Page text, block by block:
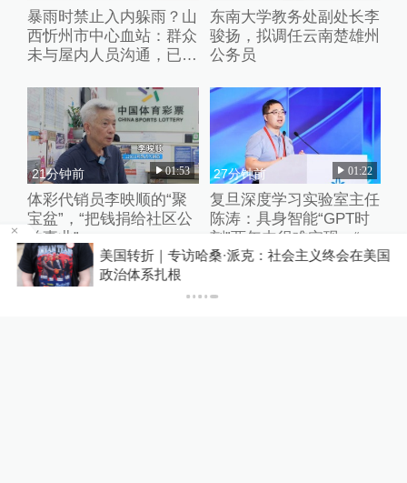
暴雨时禁止入内躲雨？山
西忻州市中心血站：群众
未与屋内人员沟通，已批
东南大学教务处副处长李
骏扬，拟调任云南楚雄州
公务员
21分钟前 01:53
体彩代销员李映顺的“聚
宝盆”，“把钱捐给社区公
益事业”
27分钟前 01:22
复旦深度学习实验室主任
陈涛：具身智能“GPT时
刻”两年内很难实现，“卷
数据”、“卷强化学习”都只
美国转折｜专访哈桑·派克：社会主义终会在美国
政治体系扎根